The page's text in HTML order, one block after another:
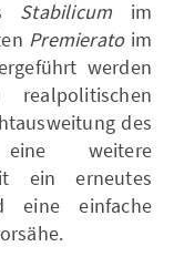
Stabilicum im
Premierato im
werden
des
eine weitere
ein erneutes
eine einfache